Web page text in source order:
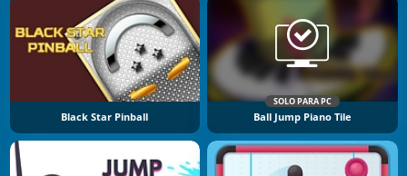
Black Star Pinball
SOLO PARA PC
Ball Jump Piano Tile